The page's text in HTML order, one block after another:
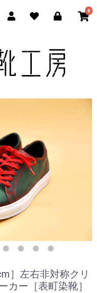
0
］左右非対称クリ
カー［表町染靴］